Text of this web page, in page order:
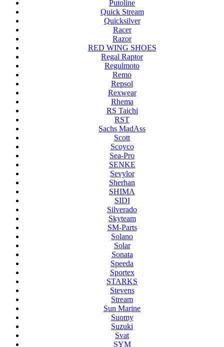
Putoline
Quick Stream
Quicksilver
Racer
Razor
RED WING SHOES
Regal Raptor
Regulmoto
Remo
Repsol
Rexwear
Rhema
RS Taichi
RST
Sachs MadAss
Scott
Scoyco
Sea-Pro
SENKE
Sevylor
Sherhan
SHIMA
SIDI
Silverado
Skyteam
SM-Parts
Solano
Solar
Sonata
Speeda
Sportex
STARKS
Stevens
Stream
Sun Marine
Suomy
Suzuki
Svat
SYM